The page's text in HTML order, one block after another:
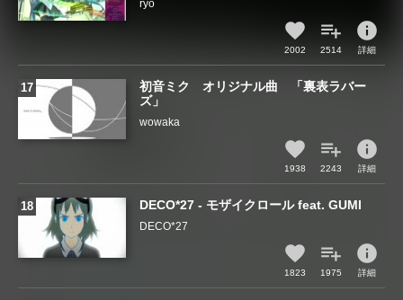
ryo
2002 2514
info
詳細
初音ミク オリジナル曲 「裏表ラバー
ズ」
wowaka
1938 2243
info
詳細
DECO*27 - モザイクロール feat. GUMI
DECO*27
1823 1975
info
詳細